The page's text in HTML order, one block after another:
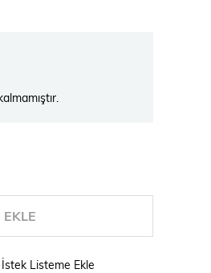
EKLE
İstek Listeme Ekle